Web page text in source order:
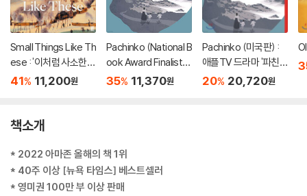
Small Things Like Th
ese : '이처럼 사소한
것들' 원서
41% 11,200원
Pachinko (National B
ook Award Finalist) :
애플TV 드라마 '파친
35% 11,370원
Pachinko (미국판) :
애플TV 드라마 '파친
코' 원작소설
20% 20,720원
책소개
* 2022 아마존 올해의 책 1위
* 40주 이상 [뉴욕 타임스] 베스트셀러
* 영미권 100만 부 이상 판매